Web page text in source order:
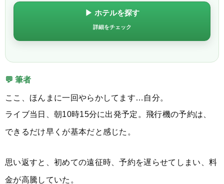
▶ ホテルを探す
詳細をチェック
💬 筆者
ここ、ほんまに一回やらかしてます…自分。
ライブ当日、朝10時15分に出発予定。飛行機の予約は、
できるだけ早くが基本だと感じた。
思い返すと、初めての遠征時、予約を遅らせてしまい、料
金が高騰していた。